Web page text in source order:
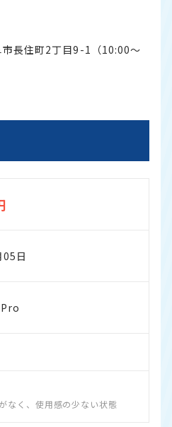
長住町2丁目9-1（10:00〜
日
なく、使用感の少ない状態